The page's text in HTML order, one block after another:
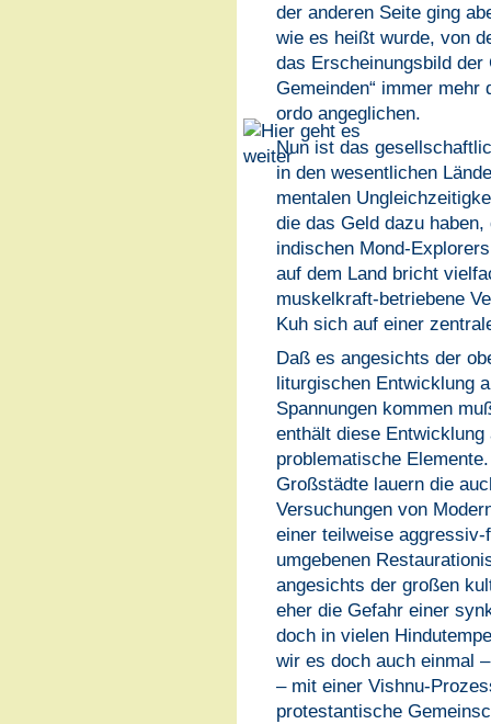
der anderen Seite ging
wie es heißt wurde, von
das Erscheinungsbild der
Gemeinden“ immer
ordo angeglichen.
Nun ist das
in den wesentlichen
mentalen
die das Geld dazu
indischen Mond-
auf dem Land bricht
muskelkraft-betriebene
Kuh sich auf einer
Daß es angesichts der
liturgischen Entwicklung
Spannungen kommen
enthält diese
problematische
Großstädte lauern die
Versuchungen von
einer teilweise
umgebenen
angesichts der großen
eher die Gefahr einer
doch in vielen
wir es doch auch einmal
– mit einer Vishnu-
protestantische